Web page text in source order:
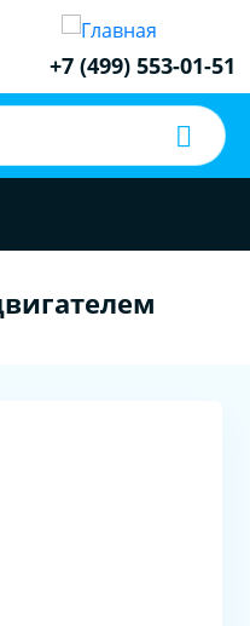
+7 (499) 553-01-51